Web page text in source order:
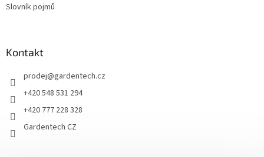
Slovník pojmů
Kontakt
prodej@gardentech.cz
+420 548 531 294
+420 777 228 328
Gardentech CZ